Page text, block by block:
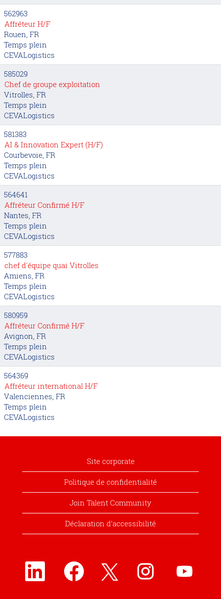
562963
Affréteur H/F
Rouen, FR
Temps plein
CEVALogistics
585029
Chef de groupe exploitation
Vitrolles, FR
Temps plein
CEVALogistics
581383
AI & Innovation Expert (H/F)
Courbevoie, FR
Temps plein
CEVALogistics
564641
Affréteur Confirmé H/F
Nantes, FR
Temps plein
CEVALogistics
577883
chef d'équipe quai Vitrolles
Amiens, FR
Temps plein
CEVALogistics
580959
Affréteur Confirmé H/F
Avignon, FR
Temps plein
CEVALogistics
564369
Affréteur international H/F
Valenciennes, FR
Temps plein
CEVALogistics
Site corporate
Politique de confidentialité
Join Talent Community
Déclaration d’accessibilité
S
o
S
o